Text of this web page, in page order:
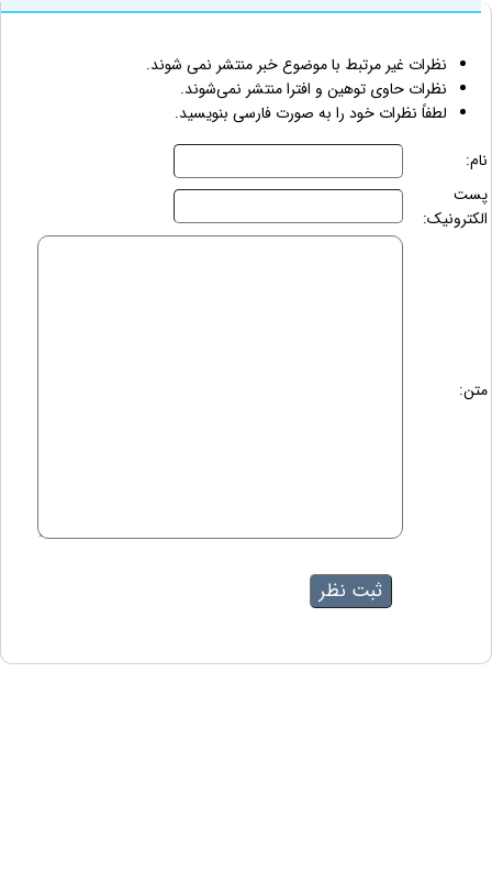
نظرات غیر مرتبط با موضوع خبر منتشر نمی شوند.
نظرات حاوی توهین و افترا منتشر نمی‌شوند.
لطفاً نظرات خود را به صورت فارسی بنویسید.
نام:
پست
الکترونیک:
متن: